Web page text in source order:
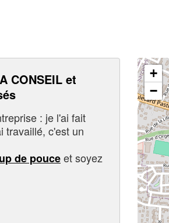
CONSEIL et
: je l'ai fait
travaillé, c'est un
de pouceet soyez
+
−